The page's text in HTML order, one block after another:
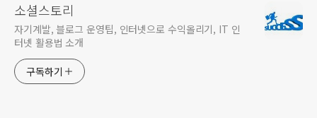
소셜스토리
자기계발, 블로그 운영팁, 인터넷으로 수익올리기, IT 인
터넷 활용법 소개
구독하기